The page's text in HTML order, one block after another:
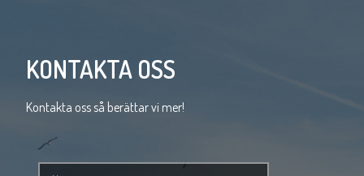
KONTAKTA OSS
Kontakta oss så berättar vi mer!